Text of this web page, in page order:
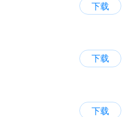
下载
下载
下载